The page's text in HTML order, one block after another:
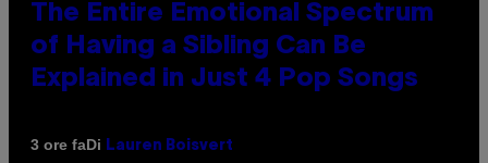
The Entire Emotional Spectrum
of Having a Sibling Can Be
Explained in Just 4 Pop Songs
3 ore faDi Lauren Boisvert